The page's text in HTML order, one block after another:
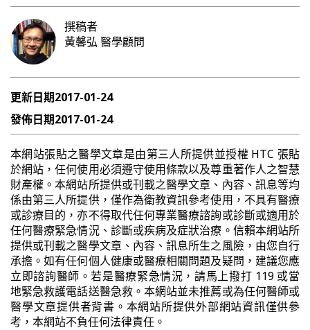
撰稿者
黃馨弘 醫學顧問
更新日期2017-01-24
發佈日期2017-01-24
本網站張貼之醫學文章是由第三人所提供並授權 HTC 張貼
於網站，任何使用必須遵守使用條款以及尊重著作人之智慧
財產權。本網站所提供或刊載之醫學文章、內容、訊息等均
係由第三人所提供，僅作為衛教資訊參考使用，不具有醫療
或診療目的，亦不得取代任何專業醫療諮詢或診斷或適用於
任何醫療緊急情況、診斷或疾病及症狀治療。信賴本網站所
提供或刊載之醫學文章、內容、訊息所生之風險，由您自行
承擔。如有任何個人健康或醫療相關問題及疑問，建議您應
立即諮詢醫師。若是醫療緊急情況，請馬上撥打 119 或當
地緊急救護電話送醫急救。本網站並未推薦或為任何醫師或
醫學文章提供者背書。本網站所提供外部網站資訊僅供參
考，本網站不負任何法律責任。